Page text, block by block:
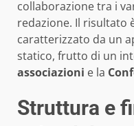
collaborazione tra i
redazione. Il risultato
caratterizzato da un
statico, frutto di un
associazioni e la
Struttura e